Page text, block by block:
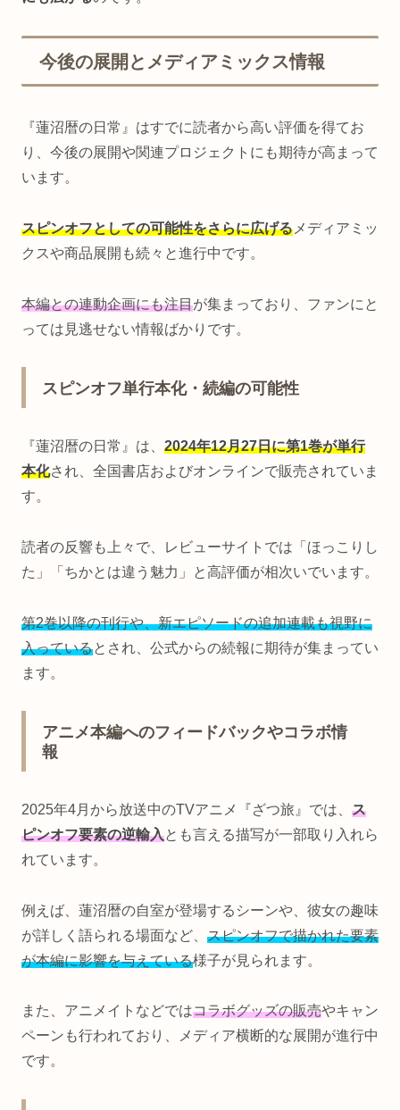
今後の展開とメディアミックス情報
『蓮沼暦の日常』はすでに読者から高い評価を得てお
り、今後の展開や関連プロジェクトにも期待が高まって
います。
スピンオフとしての可能性をさらに広げる メディアミッ
クスや商品展開も続々と進行中です。
本編との連動企画にも注目が集まっており、ファンにと
っては見逃せない情報ばかりです。
スピンオフ単行本化・続編の可能性
『蓮沼暦の日常』は、 2024年12月27日に第1巻が単行
本化され、全国書店およびオンラインで販売されていま
す。
読者の反響も上々で、レビューサイトでは「ほっこりし
た」「ちかとは違う魅力」と高評価が相次いでいます。
第2巻以降の刊行や、新エピソードの追加連載も視野に
入っているとされ、公式からの続報に期待が集まってい
ます。
アニメ本編へのフィードバックやコラボ情
報
2025年4月から放送中のTVアニメ『ざつ旅』では、 ス
ピンオフ要素の逆輸入とも言える描写が一部取り入れら
れています。
例えば、蓮沼暦の自室が登場するシーンや、彼女の趣味
が詳しく語られる場面など、 スピンオフで描かれた要素
が本編に影響を与えている様子が見られます。
また、アニメイトなどではコラボグッズの販売やキャン
ペーンも行われており、メディア横断的な展開が進行中
です。